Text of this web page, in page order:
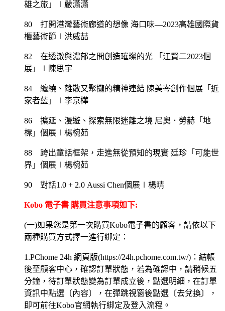
雄之旅」∣嚴瀟瀟
80 打開港灣藝術廊道的想像 海口味—2023高雄國際貨
櫃藝術節∣洪威喆
82 在透澈與濃郁之間創造璀璨的光 「江賢二2023個
展」∣陳思宇
84 纏繞、離散又聚攏的精神連結 陳美岑創作個展「近
家者藍」∣李京樺
86 擴延、漫遊、探索無限迷離之境 尼奧．勞赫「地
標」個展∣楊椀茹
88 跨出童話框架，走進無從預知的現實 廷珍「可能世
界」個展∣楊椀茹
90 對話1.0 + 2.0 Aussi Chen個展∣楊晴
Kobo 電子書 購買注意事項如下:
(一)如果您是第一次購買Kobo電子書的顧客，請依以下
兩種購買方式擇一進行綁定：
1.PChome 24h 網頁版(https://24h.pchome.com.tw/)：結帳
後至顧客中心，確認訂單狀態，若為確認中，請稍候五
分鐘，待訂單狀態變為訂單成立後，點選明細，在訂單
資訊中點選〔內容〕，在彈跳視窗後點選〔去兌換〕，
即可前往Kobo官網執行綁定及登入流程。